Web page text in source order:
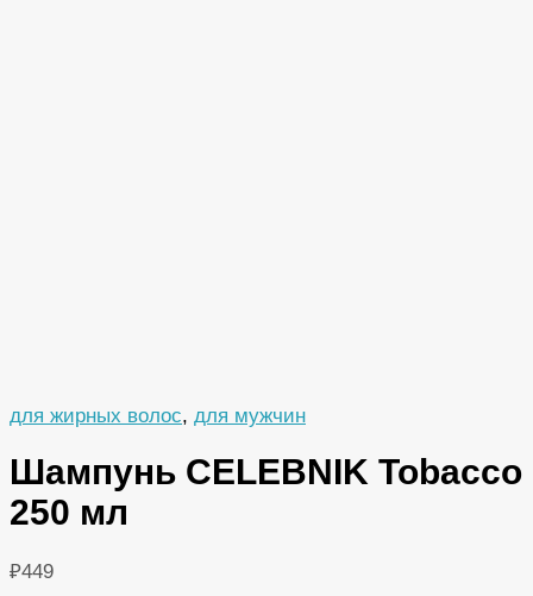
для жирных волос, для мужчин
Шампунь CELEBNIK Tobacco
250 мл
₽449